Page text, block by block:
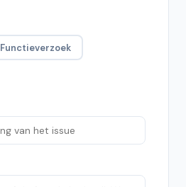
Functieverzoek